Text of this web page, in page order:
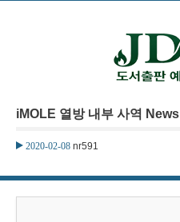
iMOLE 열방 내부 사역 News
2020-02-08 nr591